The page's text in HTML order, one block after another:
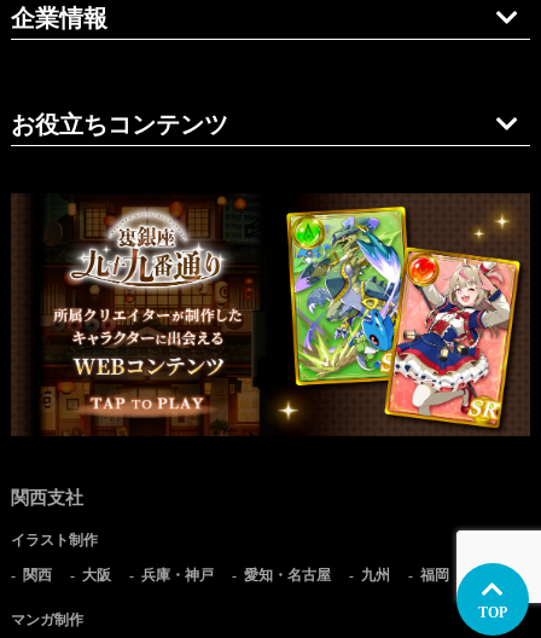
TOP
企業情報
お役立ちコンテンツ
関西支社
イラスト制作
関西 大阪 兵庫・神戸 愛知・名古屋 九州 福岡
マンガ制作